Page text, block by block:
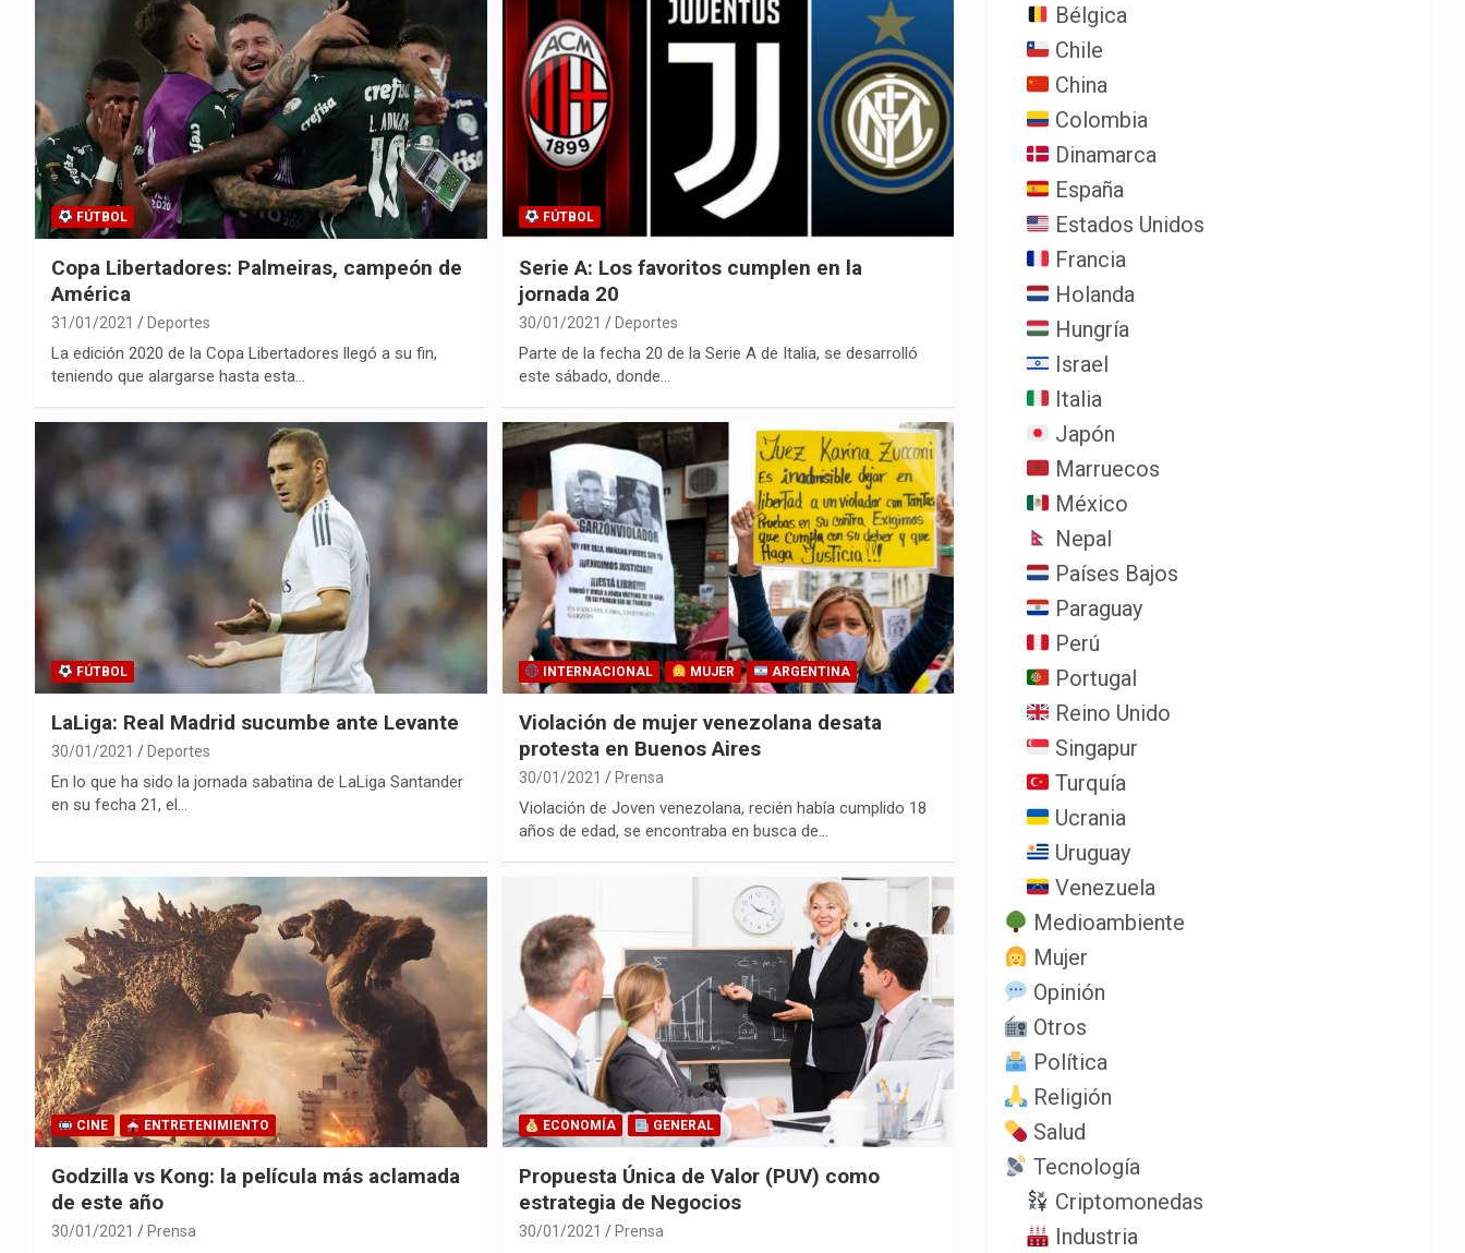
FÚTBOL
Copa Libertadores: Palmeiras, campeón de
América
31/01/2021 Deportes
La edición 2020 de la Copa Libertadores llegó a su fin,
teniendo que alargarse hasta esta…
FÚTBOL
Serie A: Los favoritos cumplen en la
jornada 20
30/01/2021 Deportes
Parte de la fecha 20 de la Serie A de Italia, se desarrolló
este sábado, donde…
FÚTBOL
LaLiga: Real Madrid sucumbe ante Levante
30/01/2021 Deportes
En lo que ha sido la jornada sabatina de LaLiga Santander
en su fecha 21, el…
INTERNACIONAL MUJER ARGENTINA
Violación de mujer venezolana desata
protesta en Buenos Aires
30/01/2021 Prensa
Violación de Joven venezolana, recién había cumplido 18
años de edad, se encontraba en busca de…
CINE ENTRETENIMIENTO
Godzilla vs Kong: la película más aclamada
de este año
30/01/2021 Prensa
ECONOMÍA GENERAL
Propuesta Única de Valor (PUV) como
estrategia de Negocios
30/01/2021 Prensa
Bélgica
Chile
China
Colombia
Dinamarca
España
Estados Unidos
Francia
Holanda
Hungría
Israel
Italia
Japón
Marruecos
México
Nepal
Países Bajos
Paraguay
Perú
Portugal
Reino Unido
Singapur
Turquía
Ucrania
Uruguay
Venezuela
Medioambiente
Mujer
Opinión
Otros
Política
Religión
Salud
Tecnología
Criptomonedas
Industria